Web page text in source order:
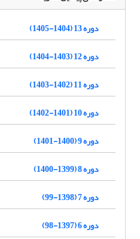
دوره 13 (1404-1405)
دوره 12 (1403-1404)
دوره 11 (1402-1403)
دوره 10 (1401-1402)
دوره 9 (1400-1401)
دوره 8 (1399-1400)
دوره 7 (1398-99)
دوره 6 (1397-98)